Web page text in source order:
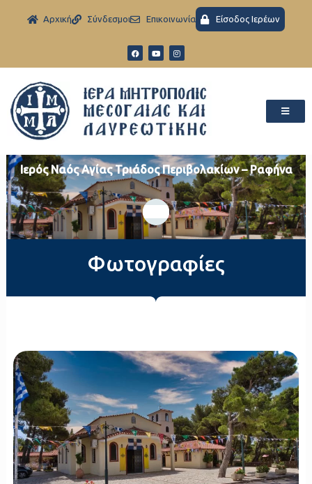
Aρχική Σύνδεσμοι Eπικοινωνία Είσοδος Ιερέων
Ιερός Ναός Αγίας Τριάδος Περιβολακίων – Ραφήνα
Φωτογραφίες